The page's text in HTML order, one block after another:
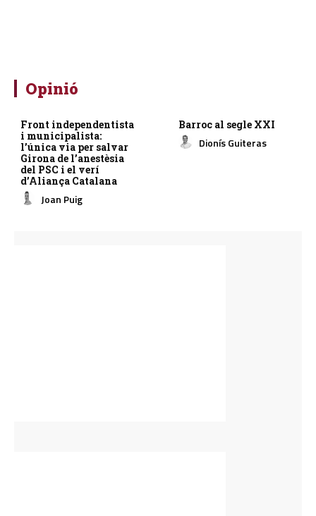
Opinió
Front independentista
i municipalista:
l’única via per salvar
Girona de l’anestèsia
del PSC i el verí
d’Aliança Catalana
Joan Puig
Barroc al segle XXI
Dionís Guiteras